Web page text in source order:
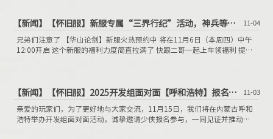
【新闻】 【怀旧服】新服专属“三界行纪”活动，神兵等好礼不错过 11-04
兄弟们注意了 【华山论剑】新服火热预约中 将在11月6日（本周四）中午
12:00开启 这个新服的福利力度简直拉满了 快跟二哥一起上车领福利 提升
兵礼盒、进化寻宝令自选宝箱等好礼！ 兄弟们还可花费仙玉升级行纪 提升
三界行纪经验等级 领万佛朝宗内丹、神兵碎片等好礼！
【新闻】 【怀旧服】2025开发组面对面【呼和浩特】报名开启 11-03
亲爱的玩家们，为了更好地与大家交流，11月15日，我们将在内蒙古呼和
浩特举办开发组面对面活动，诚挚邀请少侠报名参与，一同见证并推动大